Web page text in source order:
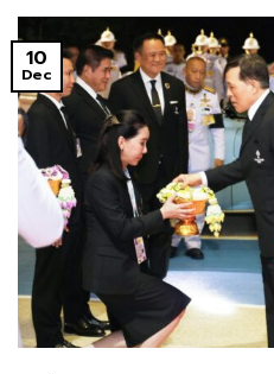
10
Dec